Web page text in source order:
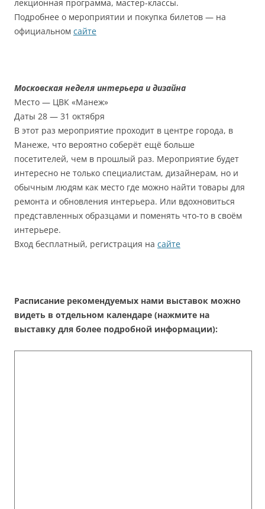
лекционная программа, мастер-классы.
Подробнее о мероприятии и покупка билетов — на
официальном сайте
Московская неделя интерьера и дизайна
Место — ЦВК «Манеж»
Даты 28 — 31 октября
В этот раз мероприятие проходит в центре города, в
Манеже, что вероятно соберёт ещё больше
посетителей, чем в прошлый раз. Мероприятие будет
интересно не только специалистам, дизайнерам, но и
обычным людям как место где можно найти товары для
ремонта и обновления интерьера. Или вдохновиться
представленных образцами и поменять что-то в своём
интерьере.
Вход бесплатный, регистрация на сайте
Расписание рекомендуемых нами выставок можно
видеть в отдельном календаре (нажмите на
выставку для более подробной информации):